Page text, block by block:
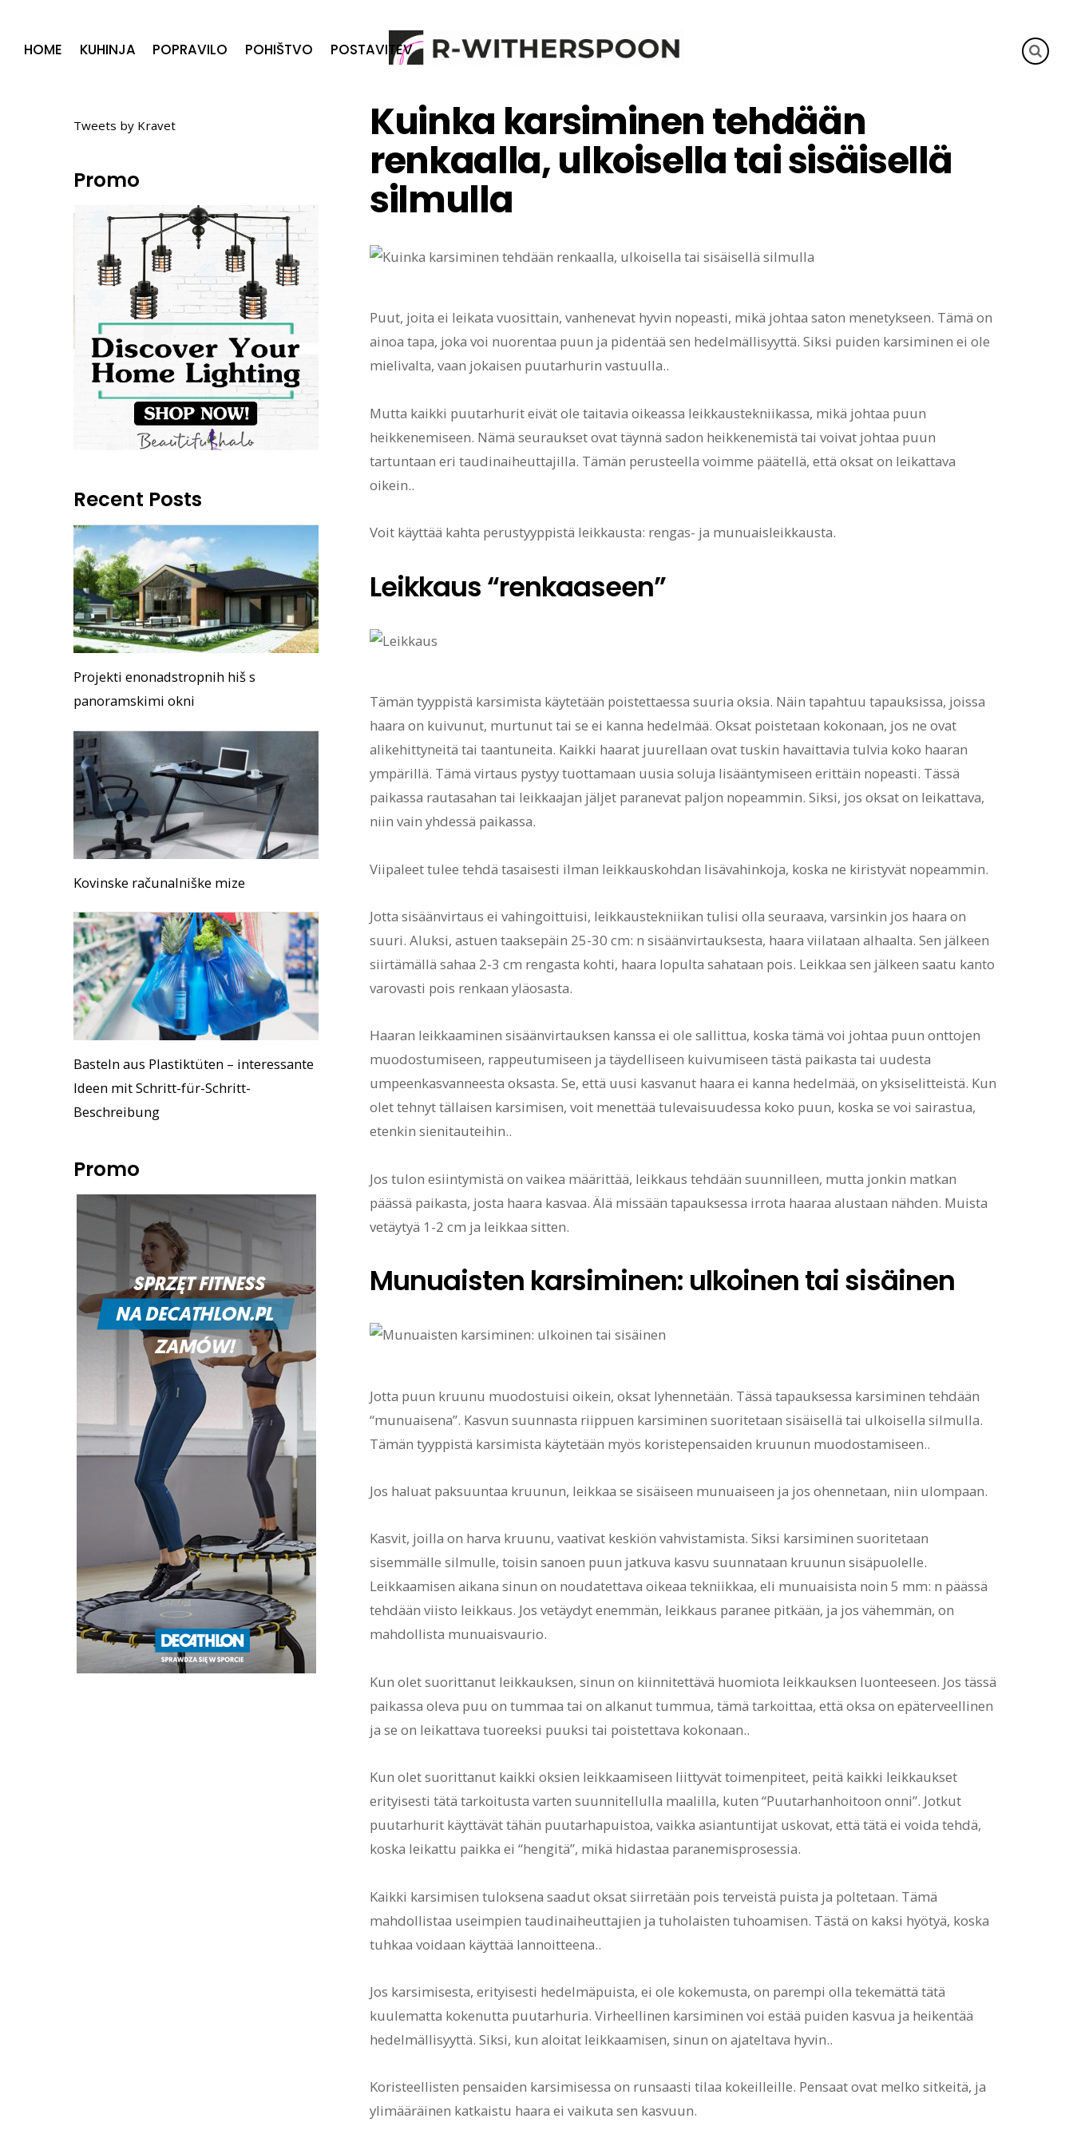
HOME KUHINJA POPRAVILO POHIŠTVO POSTAVITEV
PUUTARHA: PUITA JA PENSAITA
Kuinka karsiminen tehdään
renkaalla, ulkoisella tai sisäisellä
silmulla
Puut, joita ei leikata vuosittain, vanhenevat hyvin nopeasti, mikä johtaa saton menetykseen. Tämä on
ainoa tapa, joka voi nuorentaa puun ja pidentää sen hedelmällisyyttä. Siksi puiden karsiminen ei ole
mielivalta, vaan jokaisen puutarhurin vastuulla..
Mutta kaikki puutarhurit eivät ole taitavia oikeassa leikkaustekniikassa, mikä johtaa puun
heikkenemiseen. Nämä seuraukset ovat täynnä sadon heikkenemistä tai voivat johtaa puun
tartuntaan eri taudinaiheuttajilla. Tämän perusteella voimme päätellä, että oksat on leikattava
oikein..
Voit käyttää kahta perustyyppistä leikkausta: rengas- ja munuaisleikkausta.
Leikkaus “renkaaseen”
Tämän tyyppistä karsimista käytetään poistettaessa suuria oksia. Näin tapahtuu tapauksissa, joissa
haara on kuivunut, murtunut tai se ei kanna hedelmää. Oksat poistetaan kokonaan, jos ne ovat
alikehittyneitä tai taantuneita. Kaikki haarat juurellaan ovat tuskin havaittavia tulvia koko haaran
ympärillä. Tämä virtaus pystyy tuottamaan uusia soluja lisääntymiseen erittäin nopeasti. Tässä
paikassa rautasahan tai leikkaajan jäljet ​​paranevat paljon nopeammin. Siksi, jos oksat on leikattava,
niin vain yhdessä paikassa.
Viipaleet tulee tehdä tasaisesti ilman leikkauskohdan lisävahinkoja, koska ne kiristyvät nopeammin.
Jotta sisäänvirtaus ei vahingoittuisi, leikkaustekniikan tulisi olla seuraava, varsinkin jos haara on
suuri. Aluksi, astuen taaksepäin 25-30 cm: n sisäänvirtauksesta, haara viilataan alhaalta. Sen jälkeen
siirtämällä sahaa 2-3 cm rengasta kohti, haara lopulta sahataan pois. Leikkaa sen jälkeen saatu kanto
varovasti pois renkaan yläosasta.
Haaran leikkaaminen sisäänvirtauksen kanssa ei ole sallittua, koska tämä voi johtaa puun onttojen
muodostumiseen, rappeutumiseen ja täydelliseen kuivumiseen tästä paikasta tai uudesta
umpeenkasvanneesta oksasta. Se, että uusi kasvanut haara ei kanna hedelmää, on yksiselitteistä. Kun
olet tehnyt tällaisen karsimisen, voit menettää tulevaisuudessa koko puun, koska se voi sairastua,
etenkin sienitauteihin..
Jos tulon esiintymistä on vaikea määrittää, leikkaus tehdään suunnilleen, mutta jonkin matkan
päässä paikasta, josta haara kasvaa. Älä missään tapauksessa irrota haaraa alustaan ​​nähden. Muista
vetäytyä 1-2 cm ja leikkaa sitten.
Munuaisten karsiminen: ulkoinen tai sisäinen
Jotta puun kruunu muodostuisi oikein, oksat lyhennetään. Tässä tapauksessa karsiminen tehdään
“munuaisena”. Kasvun suunnasta riippuen karsiminen suoritetaan sisäisellä tai ulkoisella silmulla.
Tämän tyyppistä karsimista käytetään myös koristepensaiden kruunun muodostamiseen..
Jos haluat paksuuntaa kruunun, leikkaa se sisäiseen munuaiseen ja jos ohennetaan, niin ulompaan.
Kasvit, joilla on harva kruunu, vaativat keskiön vahvistamista. Siksi karsiminen suoritetaan
sisemmälle silmulle, toisin sanoen puun jatkuva kasvu suunnataan kruunun sisäpuolelle.
Leikkaamisen aikana sinun on noudatettava oikeaa tekniikkaa, eli munuaisista noin 5 mm: n päässä
tehdään viisto leikkaus. Jos vetäydyt enemmän, leikkaus paranee pitkään, ja jos vähemmän, on
mahdollista munuaisvaurio.
Kun olet suorittanut leikkauksen, sinun on kiinnitettävä huomiota leikkauksen luonteeseen. Jos tässä
paikassa oleva puu on tummaa tai on alkanut tummua, tämä tarkoittaa, että oksa on epäterveellinen
ja se on leikattava tuoreeksi puuksi tai poistettava kokonaan..
Kun olet suorittanut kaikki oksien leikkaamiseen liittyvät toimenpiteet, peitä kaikki leikkaukset
erityisesti tätä tarkoitusta varten suunnitellulla maalilla, kuten “Puutarhanhoitoon onni”. Jotkut
puutarhurit käyttävät tähän puutarhapuistoa, vaikka asiantuntijat uskovat, että tätä ei voida tehdä,
koska leikattu paikka ei “hengitä”, mikä hidastaa paranemisprosessia.
Kaikki karsimisen tuloksena saadut oksat siirretään pois terveistä puista ja poltetaan. Tämä
mahdollistaa useimpien taudinaiheuttajien ja tuholaisten tuhoamisen. Tästä on kaksi hyötyä, koska
tuhkaa voidaan käyttää lannoitteena..
Jos karsimisesta, erityisesti hedelmäpuista, ei ole kokemusta, on parempi olla tekemättä tätä
kuulematta kokenutta puutarhuria. Virheellinen karsiminen voi estää puiden kasvua ja heikentää
hedelmällisyyttä. Siksi, kun aloitat leikkaamisen, sinun on ajateltava hyvin..
Koristeellisten pensaiden karsimisessa on runsaasti tilaa kokeilleille. Pensaat ovat melko sitkeitä, ja
ylimääräinen katkaistu haara ei vaikuta sen kasvuun.
Tweets by Kravet
Promo
Recent Posts
Projekti enonadstropnih hiš s
panoramskimi okni
Kovinske računalniške mize
Basteln aus Plastiktüten – interessante
Ideen mit Schritt-für-Schritt-
Beschreibung
Promo